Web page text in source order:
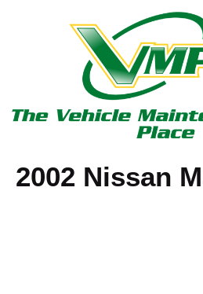
2002 Nissan